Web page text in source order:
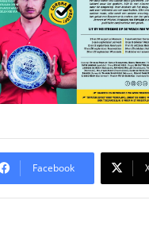
Facebook